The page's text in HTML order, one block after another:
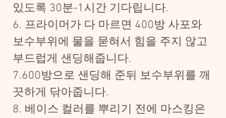
있도록 30분-1시간 기다립니다.
6. 프라이머가 다 마르면 400방 사포와
보수부위에 물을 묻혀서 힘을 주지 않고
부드럽게 샌딩해줍니다.
7.600방으로 샌딩해 준뒤 보수부위를 깨
끗하게 닦아줍니다.
8. 베이스 컬러를 뿌리기 전에 마스킹은